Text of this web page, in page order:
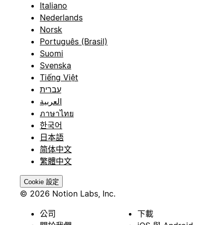
Italiano
Nederlands
Norsk
Português (Brasil)
Suomi
Svenska
Tiếng Việt
עברית
العربية
ภาษาไทย
한국어
日本語
简体中文
繁體中文
Cookie 設定
© 2026 Notion Labs, Inc.
公司
下載